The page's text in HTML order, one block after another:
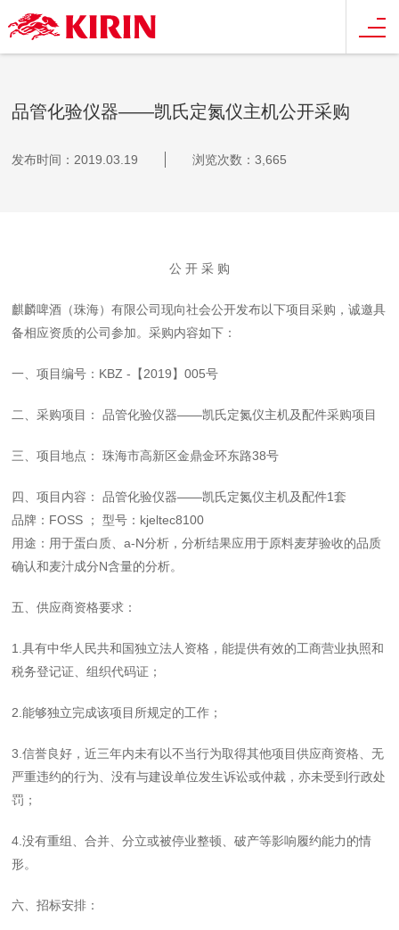
品管化验仪器——凯氏定氮仪主机公开采购
发布时间：2019.03.19 浏览次数：3,665
公 开 采 购
麒麟啤酒（珠海）有限公司现向社会公开发布以下项目采购，诚邀具
备相应资质的公司参加。采购内容如下：
一、项目编号：KBZ -【2019】005号
二、采购项目： 品管化验仪器——凯氏定氮仪主机及配件采购项目
三、项目地点： 珠海市高新区金鼎金环东路38号
四、项目内容： 品管化验仪器——凯氏定氮仪主机及配件1套
品牌：FOSS ； 型号：kjeltec8100
用途：用于蛋白质、a-N分析，分析结果应用于原料麦芽验收的品质
确认和麦汁成分N含量的分析。
五、供应商资格要求：
1.具有中华人民共和国独立法人资格，能提供有效的工商营业执照和
税务登记证、组织代码证；
2.能够独立完成该项目所规定的工作；
3.信誉良好，近三年内未有以不当行为取得其他项目供应商资格、无
严重违约的行为、没有与建设单位发生诉讼或仲裁，亦未受到行政处
罚；
4.没有重组、合并、分立或被停业整顿、破产等影响履约能力的情
形。
六、招标安排：